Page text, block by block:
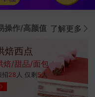
操作/高颜值 了解更多
焙西点
焙/甜品/面包
招28 人 仅剩 5人